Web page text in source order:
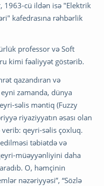
1963-cü ildən isə "Elektrik
kafedrasına rəhbərlik
professor və Soft
kimi fəaliyyət göstərib.
qazandıran və
zamanda, dünya
səlis məntiq (Fuzzy
riyaziyyatın əsası olan
verib: qeyri-səlis çoxluq.
təbiətdə və
müəyyənliyini daha
O, həmçinin
nəzəriyyəsi”, “Sözlə